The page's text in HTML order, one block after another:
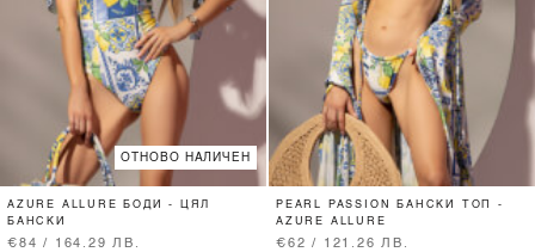
ОТНОВО НАЛИЧЕН
AZURE ALLURE БОДИ - ЦЯЛ
БАНСКИ
€84 / 164.29 ЛВ.
PEARL PASSION БАНСКИ ТОП -
AZURE ALLURE
€62 / 121.26 ЛВ.